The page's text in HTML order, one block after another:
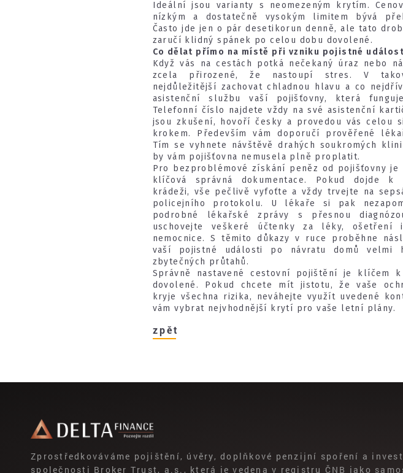
Ideální jsou varianty s neomezeným krytím.
nízkým a dostatečně vysokým limitem bývá
Často jde jen o pár desetikorun denně, ale tato
zaručí klidný spánek po celou dobu dovolené.
Co dělat přímo na místě při vzniku pojistné
Když vás na cestách potká nečekaný úraz nebo
zcela přirozené, že nastoupí stres. V
nejdůležitější zachovat chladnou hlavu a co
asistenční službu vaší pojišťovny, která
Telefonní číslo najdete vždy na své asistenční
jsou zkušení, hovoří česky a provedou vás celou
krokem. Především vám doporučí prověřené
Tím se vyhnete návštěvě drahých soukromých
by vám pojišťovna nemusela plně proplatit.
Pro bezproblémové získání peněz od pojišťovny je
klíčová správná dokumentace. Pokud dojde k
krádeži, vše pečlivě vyfoťte a vždy trvejte na
policejního protokolu. U lékaře si pak
podrobné lékařské zprávy s přesnou
uschovejte veškeré účtenky za léky, ošetření
nemocnice. S těmito důkazy v ruce proběhne
vaší pojistné události po návratu domů velmi
zbytečných průtahů.
Správně nastavené cestovní pojištění je klíčem k
dovolené. Pokud chcete mít jistotu, že vaše
kryje všechna rizika, neváhejte využít uvedené
vám vybrat nejvhodnější krytí pro vaše letní plány.
zpět
Zprostředkováváme pojištění, úvěry, doplňkové penzijní spoření a
společnosti Broker Trust, a.s., která je vedena v registru ČNB jako